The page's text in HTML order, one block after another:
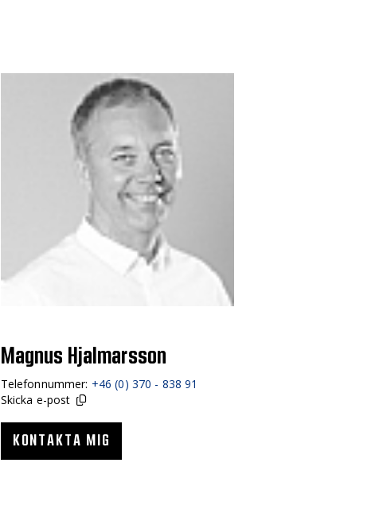
Magnus Hjalmarsson
Telefonnummer: +46 (0) 370 - 838 91
Skicka e-post
KONTAKTA MIG